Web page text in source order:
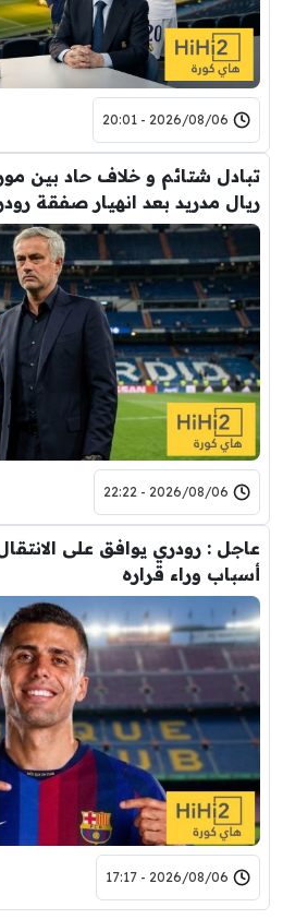
2026/08/06 - 20:01
تبادل شتائم و خلاف حاد بين
ريال مدريد بعد انهيار صفقة
2026/08/06 - 22:22
أسباب وراء قراره
2026/08/06 - 17:17